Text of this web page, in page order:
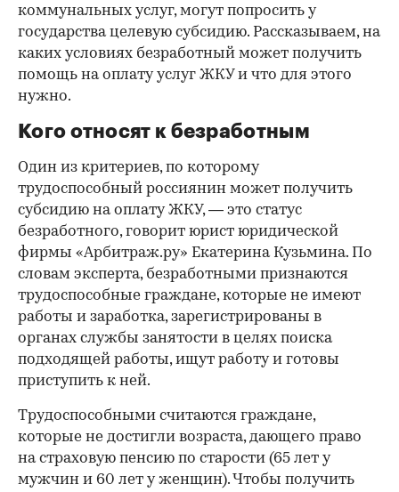
коммунальных услуг, могут попросить у
государства целевую субсидию. Рассказываем, на
каких условиях безработный может получить
помощь на оплату услуг ЖКУ и что для этого
нужно.
Кого относят к безработным
Один из критериев, по которому
трудоспособный россиянин может получить
субсидию на оплату ЖКУ, — это статус
безработного, говорит юрист юридической
фирмы «Арбитраж.ру» Екатерина Кузьмина. По
словам эксперта, безработными признаются
трудоспособные граждане, которые не имеют
работы и заработка, зарегистрированы в
органах службы занятости в целях поиска
подходящей работы, ищут работу и готовы
приступить к ней.
Трудоспособными считаются граждане,
которые не достигли возраста, дающего право
на страховую пенсию по старости (65 лет у
мужчин и 60 лет у женщин). Чтобы получить